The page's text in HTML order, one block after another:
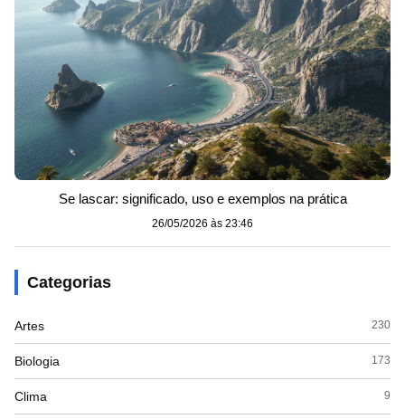
Se lascar: significado, uso e exemplos na prática
26/05/2026 às 23:46
Categorias
Artes 230
Biologia 173
Clima 9